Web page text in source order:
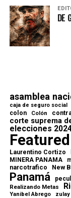
DE
asamblea
caja de seguro social
colon Colón
corte suprema
elecciones
Featured
Laurentino Cortizo
MINERA PANAMA
narcotrafico New
Panamá
Realizando Metas
Yanibel Abrego